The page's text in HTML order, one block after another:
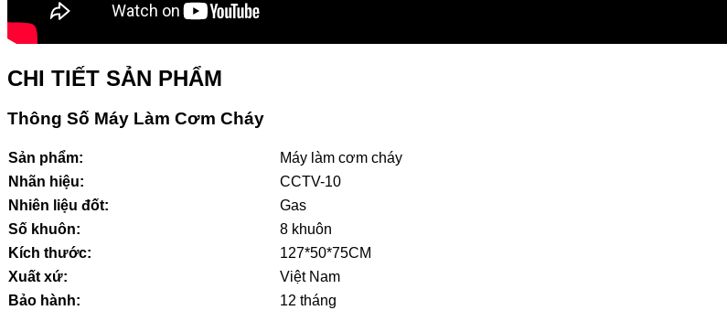
CHI TIẾT SẢN PHẨM
Thông Số Máy Làm Cơm Cháy
Sản phẩm:
Máy làm cơm cháy
Nhãn hiệu:
CCTV-10
Nhiên liệu đốt:
Gas
Số khuôn:
8 khuôn
Kích thước:
127*50*75CM
Xuất xứ:
Việt Nam
Bảo hành:
12 tháng